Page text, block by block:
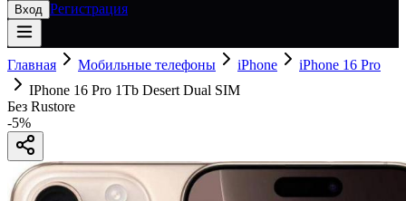
Вход Регистрация
Главная Мобильные телефоны iPhone
iPhone 16 Pro
IPhone 16 Pro 1Tb Desert Dual SIM
Без Rustore
-5%